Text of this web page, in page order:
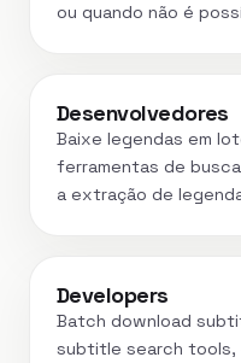
ou quando não é
Desenvolvedores
Baixe legendas em
ferramentas de
a extração de
Developers
Batch download
subtitle search